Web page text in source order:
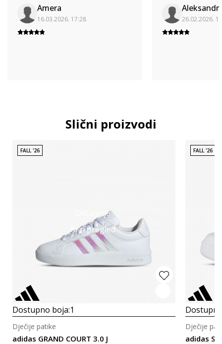
Amera
16.03.2026. 17:28 26.02.2026.
Slični proizvodi
Detaljnije
Brzi pregled
FALL '26
Dostupno boja:1
adidas GRAND COURT 3.0 J
Dječije patike
FALL '26
adidas
Dječije